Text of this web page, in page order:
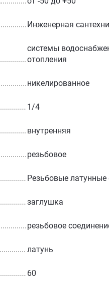
Инженерная
системы
отопления
никелированное
1/4
внутренняя
резьбовое
Резьбовые латунные
заглушка
резьбовое
латунь
60